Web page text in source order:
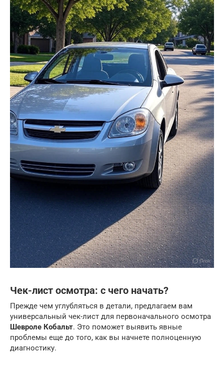
Чек-лист осмотра: с чего начать?
Прежде чем углубляться в детали, предлагаем вам
универсальный чек-лист для первоначального осмотра
Шевроле Кобальт. Это поможет выявить явные
проблемы еще до того, как вы начнете полноценную
диагностику.